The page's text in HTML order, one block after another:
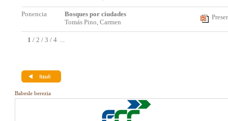
Ponencia
Bosques por ciudades
Tomás Pino, Carmen
1 / 2 / 3 / 4 ...
Babesle berezia